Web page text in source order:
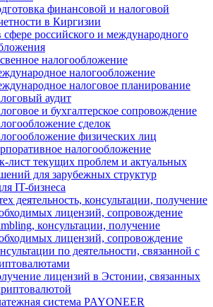
финансовой и налоговой
в Киргизии
сфере российского и международного
налогообложение
налогообложение
налоговое планирование
аудит
и бухгалтерское сопровождение
сделок
физических лиц
налогообложение
лист текущих проблем и актуальных
для зарубежных структур
IT-бизнеса
деятельность, консультации, получение
лицензий, сопровождение
консультации, получение
лицензий, сопровождение
по деятельности, связанной с
лицензий в Эстонии, связанных
система PAYONEER